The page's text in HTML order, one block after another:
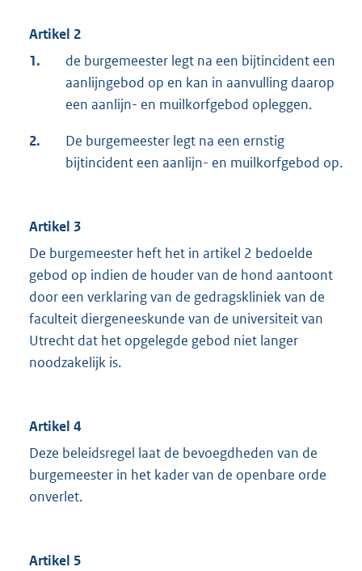
Artikel 2
1.
de burgemeester legt na een bijtincident een
aanlijngebod op en kan in aanvulling daarop
een aanlijn- en muilkorfgebod opleggen.
2.
De burgemeester legt na een ernstig
bijtincident een aanlijn- en muilkorfgebod op.
Artikel 3
De burgemeester heft het in artikel 2 bedoelde
gebod op indien de houder van de hond aantoont
door een verklaring van de gedragskliniek van de
faculteit diergeneeskunde van de universiteit van
Utrecht dat het opgelegde gebod niet langer
noodzakelijk is.
Artikel 4
Deze beleidsregel laat de bevoegdheden van de
burgemeester in het kader van de openbare orde
onverlet.
Artikel 5